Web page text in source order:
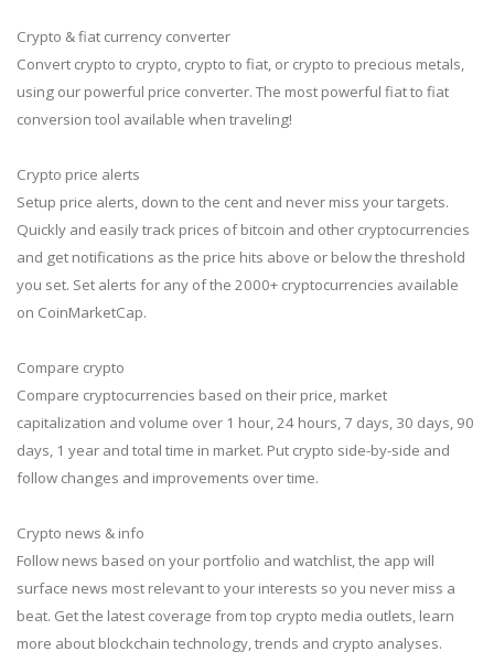
Crypto & fiat currency converter
Convert crypto to crypto, crypto to fiat, or crypto to precious metals,
using our powerful price converter. The most powerful fiat to fiat
conversion tool available when traveling!
Crypto price alerts
Setup price alerts, down to the cent and never miss your targets.
Quickly and easily track prices of bitcoin and other cryptocurrencies
and get notifications as the price hits above or below the threshold
you set. Set alerts for any of the 2000+ cryptocurrencies available
on CoinMarketCap.
Compare crypto
Compare cryptocurrencies based on their price, market
capitalization and volume over 1 hour, 24 hours, 7 days, 30 days, 90
days, 1 year and total time in market. Put crypto side-by-side and
follow changes and improvements over time.
Crypto news & info
Follow news based on your portfolio and watchlist, the app will
surface news most relevant to your interests so you never miss a
beat. Get the latest coverage from top crypto media outlets, learn
more about blockchain technology, trends and crypto analyses.